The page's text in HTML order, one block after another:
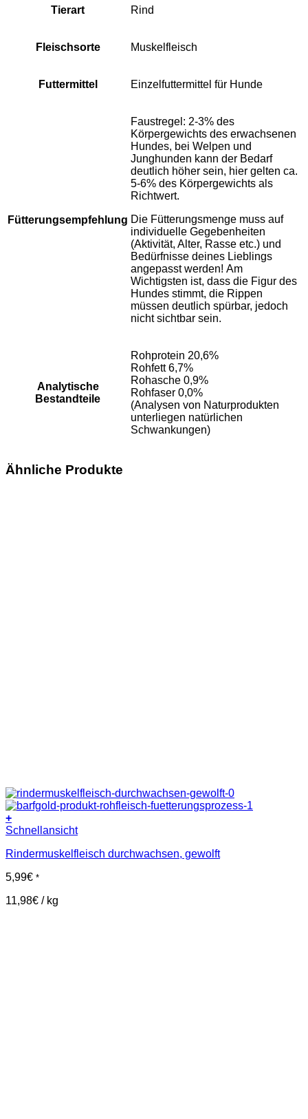
Tierart Rind
Fleischsorte Muskelfleisch
Futtermittel Einzelfuttermittel für Hunde
Fütterungsempfehlung
Faustregel: 2-3% des
Körpergewichts des erwachsenen
Hundes, bei Welpen und
Junghunden kann der Bedarf
deutlich höher sein, hier gelten ca.
5-6% des Körpergewichts als
Richtwert.
Die Fütterungsmenge muss auf
individuelle Gegebenheiten
(Aktivität, Alter, Rasse etc.) und
Bedürfnisse deines Lieblings
angepasst werden! Am
Wichtigsten ist, dass die Figur des
Hundes stimmt, die Rippen
müssen deutlich spürbar, jedoch
nicht sichtbar sein.
Analytische
Bestandteile
Rohprotein 20,6%
Rohfett 6,7%
Rohasche 0,9%
Rohfaser 0,0%
(Analysen von Naturprodukten
unterliegen natürlichen
Schwankungen)
Ähnliche Produkte
+
Schnellansicht
Rindermuskelfleisch durchwachsen, gewolft
5,99€ *
11,98€ / kg